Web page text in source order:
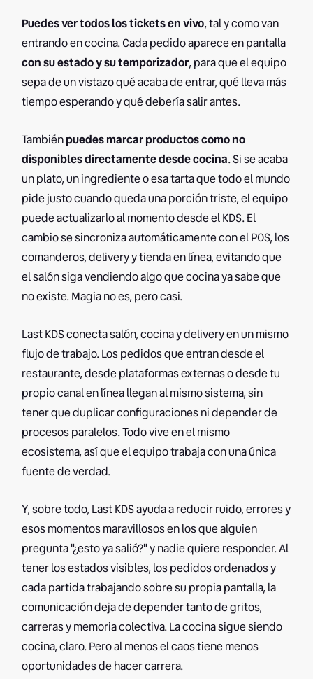
Puedes ver todos los tickets en vivo, tal y como van
entrando en cocina. Cada pedido aparece en pantalla
con su estado y su temporizador, para que el equipo
sepa de un vistazo qué acaba de entrar, qué lleva más
tiempo esperando y qué debería salir antes.
Tambiénpuedes marcar productos como no
disponibles directamente desde cocina. Si se acaba
un plato, un ingrediente o esa tarta que todo el mundo
pide justo cuando queda una porción triste, el equipo
puede actualizarlo al momento desde el KDS. El
cambio se sincroniza automáticamente con el POS, los
comanderos, delivery y tienda en línea, evitando que
el salón siga vendiendo algo que cocina ya sabe que
no existe. Magia no es, pero casi.
Last KDS conecta salón, cocina y delivery en un mismo
flujo de trabajo. Los pedidos que entran desde el
restaurante, desde plataformas externas o desde tu
propio canal en línea llegan al mismo sistema, sin
tener que duplicar configuraciones ni depender de
procesos paralelos. Todo vive en el mismo
ecosistema, así que el equipo trabaja con una única
fuente de verdad.
Y, sobre todo, Last KDS ayuda a reducir ruido, errores y
esos momentos maravillosos en los que alguien
pregunta "¿esto ya salió?" y nadie quiere responder. Al
tener los estados visibles, los pedidos ordenados y
cada partida trabajando sobre su propia pantalla, la
comunicación deja de depender tanto de gritos,
carreras y memoria colectiva. La cocina sigue siendo
cocina, claro. Pero al menos el caos tiene menos
oportunidades de hacer carrera.